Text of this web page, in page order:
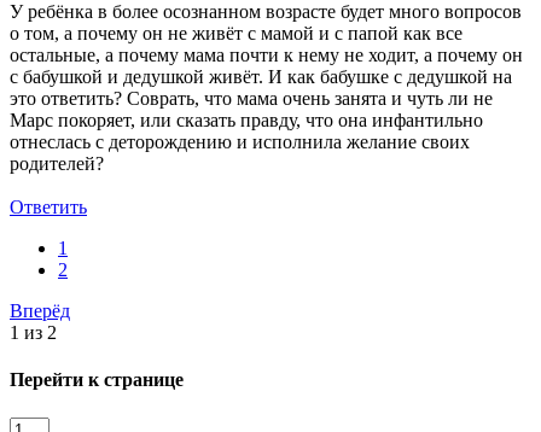
У ребёнка в более осознанном возрасте будет много вопросов
о том, а почему он не живёт с мамой и с папой как все
остальные, а почему мама почти к нему не ходит, а почему он
с бабушкой и дедушкой живёт. И как бабушке с дедушкой на
это ответить? Соврать, что мама очень занята и чуть ли не
Марс покоряет, или сказать правду, что она инфантильно
отнеслась с деторождению и исполнила желание своих
родителей?
Ответить
1
2
Вперёд
1 из 2
Перейти к странице